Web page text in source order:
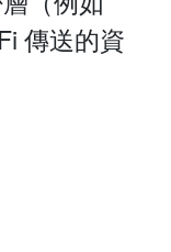
傳送的資